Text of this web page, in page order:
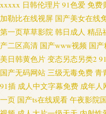
xxxxx 日韩伦理片 91色爱 免费
加勒比在线视屏 国产美女在线
第一页草草影院 韩日成人 精品
产二区高清 国产www视频 国
美日韩黄色片 变态另态另类2
国产无码网站 三级无毒免费 青
91插 成人中文字幕免费 成年人
一页 国产ts在线观看 午夜影院